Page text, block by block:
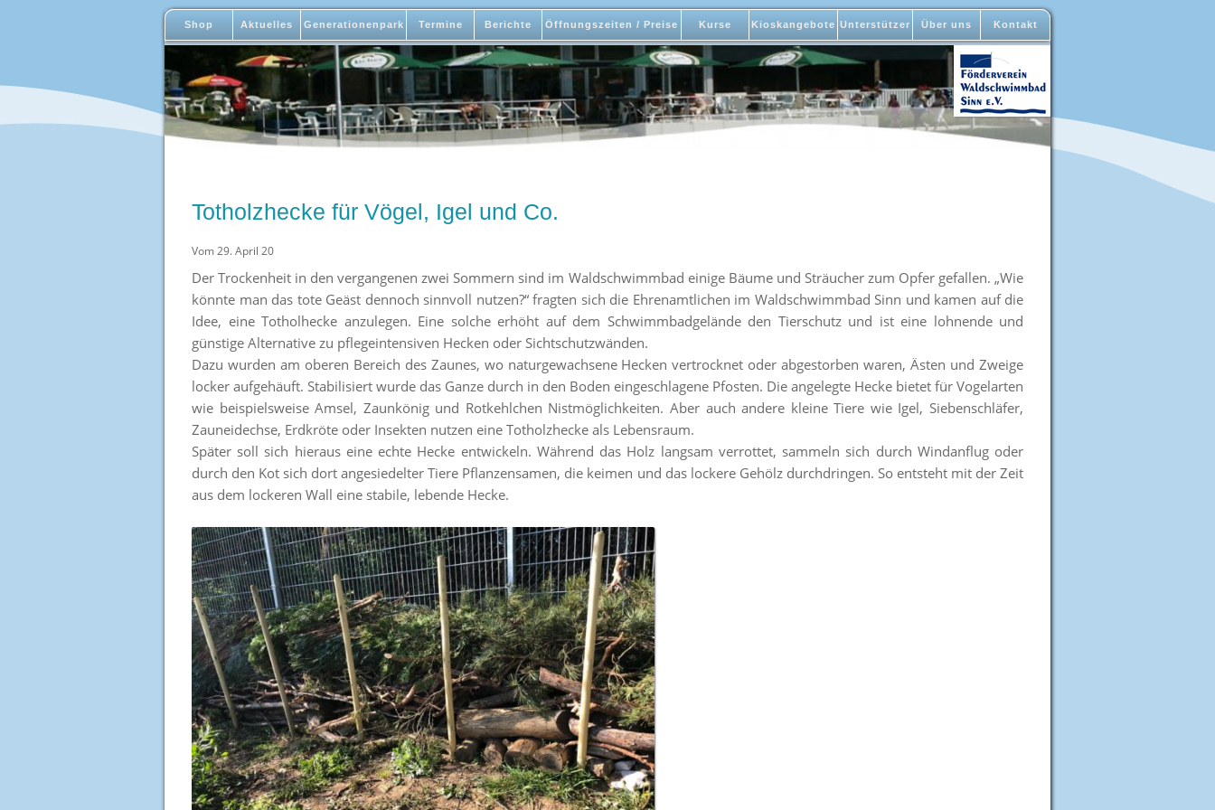
Shop Aktuelles Generationenpark Termine Berichte Öffnungszeiten / Preise Kurse Kioskangebote Unterstützer Über uns Kontakt
Totholzhecke für Vögel, Igel und Co.
Vom 29. April 20
Der Trockenheit in den vergangenen zwei Sommern sind im Waldschwimmbad einige Bäume und Sträucher zum Opfer gefallen. „Wie
könnte man das tote Geäst dennoch sinnvoll nutzen?“ fragten sich die Ehrenamtlichen im Waldschwimmbad Sinn und kamen auf die
Idee, eine Totholhecke anzulegen. Eine solche erhöht auf dem Schwimmbadgelände den Tierschutz und ist eine lohnende und
günstige Alternative zu pflegeintensiven Hecken oder Sichtschutzwänden.
Dazu wurden am oberen Bereich des Zaunes, wo naturgewachsene Hecken vertrocknet oder abgestorben waren, Ästen und Zweige
locker aufgehäuft. Stabilisiert wurde das Ganze durch in den Boden eingeschlagene Pfosten. Die angelegte Hecke bietet für Vogelarten
wie beispielsweise Amsel, Zaunkönig und Rotkehlchen Nistmöglichkeiten. Aber auch andere kleine Tiere wie Igel, Siebenschläfer,
Zauneidechse, Erdkröte oder Insekten nutzen eine Totholzhecke als Lebensraum.
Später soll sich hieraus eine echte Hecke entwickeln. Während das Holz langsam verrottet, sammeln sich durch Windanflug oder
durch den Kot sich dort angesiedelter Tiere Pflanzensamen, die keimen und das lockere Gehölz durchdringen. So entsteht mit der Zeit
aus dem lockeren Wall eine stabile, lebende Hecke.